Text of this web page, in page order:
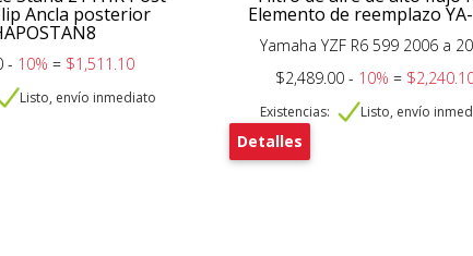
Ancla posterior
- 10% = $1,511.10
Listo, envío inmediato
Elemento de reemplazo
Yamaha YZF R6 599 2006 a
$2,489.00 - 10% =
Existencias: Listo, envío
Detalles